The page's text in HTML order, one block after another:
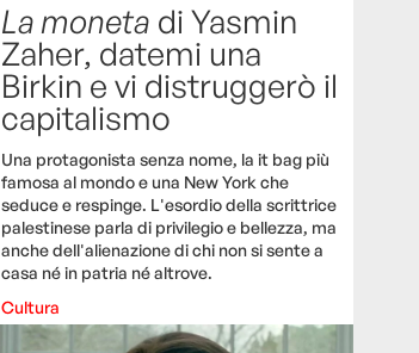
La moneta di Yasmin
Zaher, datemi una
Birkin e vi distruggerò il
capitalismo
Una protagonista senza nome, la it bag più
famosa al mondo e una New York che
seduce e respinge. L'esordio della scrittrice
palestinese parla di privilegio e bellezza, ma
anche dell'alienazione di chi non si sente a
casa né in patria né altrove.
Cultura